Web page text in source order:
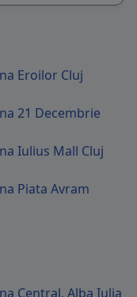
Eroilor Cluj
21 Decembrie
Iulius Mall Cluj
Piata Avram
Central, Alba Iulia